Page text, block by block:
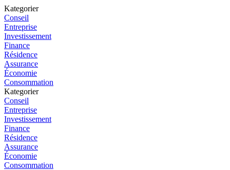
Kategorier
Conseil
Entreprise
Investissement
Finance
Résidence
Assurance
Économie
Consommation
Kategorier
Conseil
Entreprise
Investissement
Finance
Résidence
Assurance
Économie
Consommation